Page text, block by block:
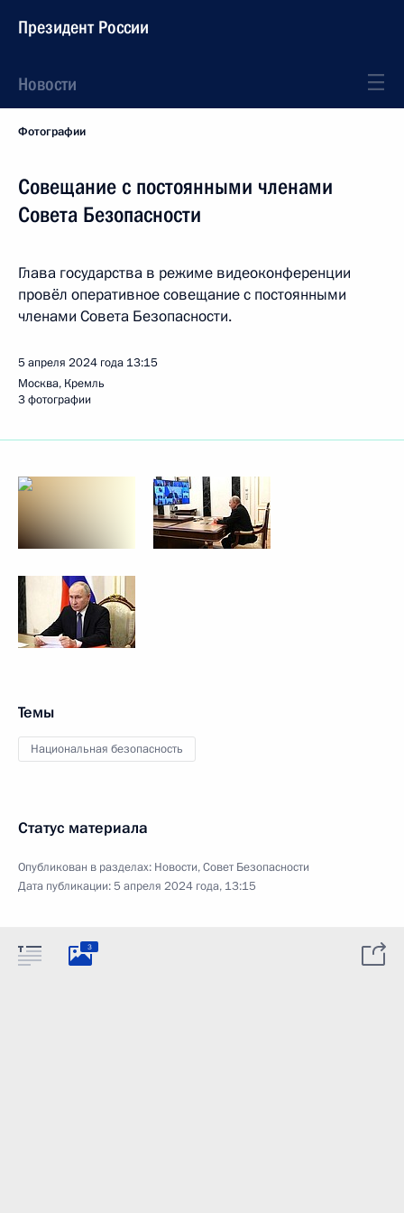
Президент России
Новости
Фотографии
Совещание с постоянными членами
Совета Безопасности
Глава государства в режиме видеоконференции
провёл оперативное совещание с постоянными
членами Совета Безопасности.
5 апреля 2024 года 13:15
Москва, Кремль
3 фотографии
Темы
Национальная безопасность
Статус материала
Опубликован в разделах: Новости,Совет Безопасности
Дата публикации:5 апреля 2024 года, 13:15
3